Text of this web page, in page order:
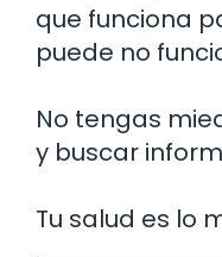
que funciona
puede no
No tengas
y buscar
Tu salud es lo